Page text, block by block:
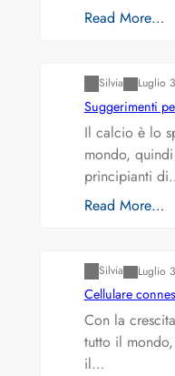
Read More…
Silvia Luglio
Suggerimenti
Il calcio è lo
mondo,
principianti
Read More…
Silvia Luglio
Cellulare
Con la
tutto il
il…